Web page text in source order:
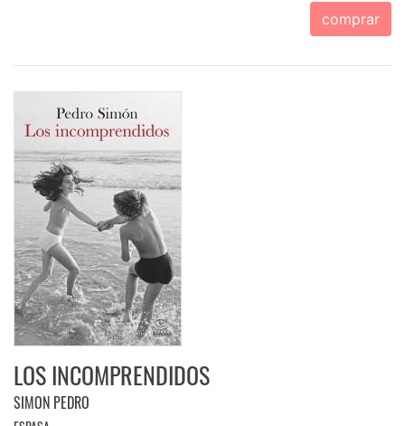
comprar
LOS INCOMPRENDIDOS
SIMON PEDRO